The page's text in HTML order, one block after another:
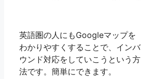
英語圏の人にもGoogleマップを
わかりやすくすることで、インバ
ウンド対応をしていこうという方
法です。簡単にできます。